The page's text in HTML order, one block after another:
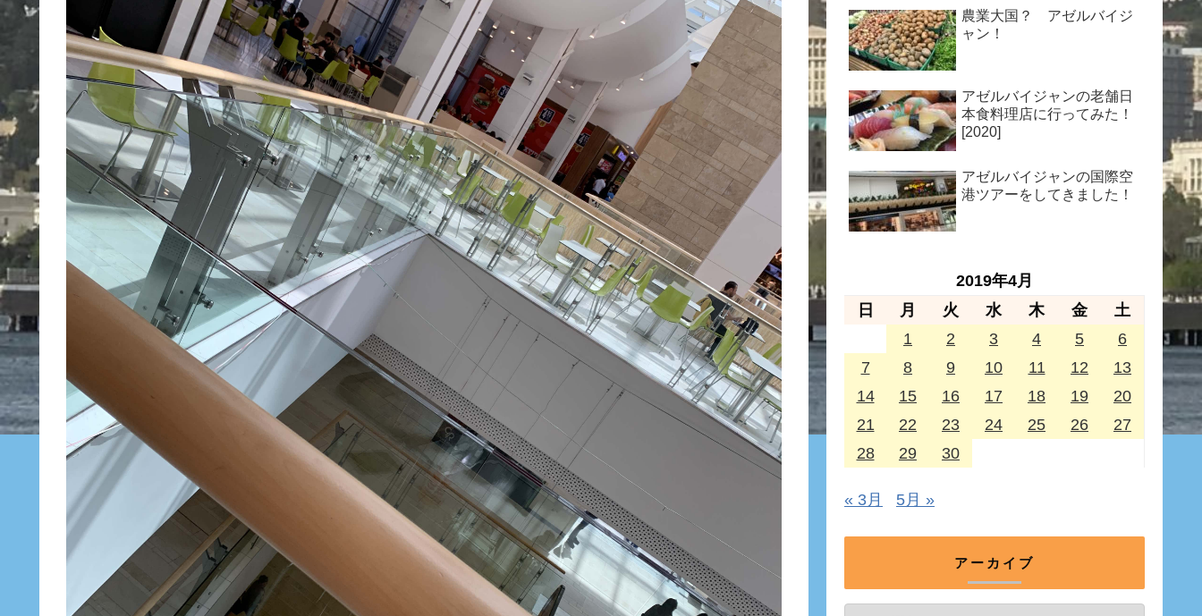
農業大国？ アゼルバイジ
ャン！
アゼルバイジャンの老舗日
本食料理店に行ってみた！
[2020]
アゼルバイジャンの国際空
港ツアーをしてきました！
2019年4月
日
月 火 水 木 金
土
1
2 3 4 5
6
7
8 9 10 11 12
13
14
15 16 17 18 19
20
21
22 23 24 25 26
27
28
29 30
« 3月 5月 »
アーカイブ